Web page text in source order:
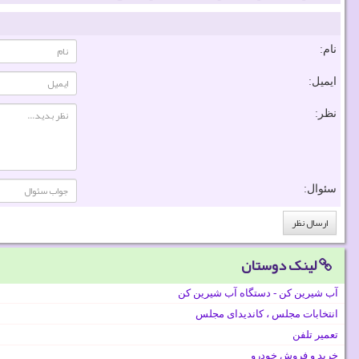
نام:
ایمیل:
نظر:
سئوال:
لینک دوستان
آب شیرین کن - دستگاه آب شیرین کن
انتخابات مجلس ، کاندیدای مجلس
تعمیر تلفن
خرید و فروش خودرو